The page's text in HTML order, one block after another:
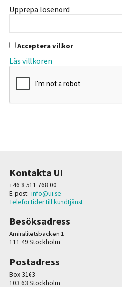
Upprepa lösenord
Acceptera villkor
Läs villkoren
Kontakta UI
+46 8 511 768 00
E-post: info@ui.se
Telefontider till kundtjänst
Besöksadress
Amiralitetsbacken 1
111 49 Stockholm
Postadress
Box 3163
103 63 Stockholm